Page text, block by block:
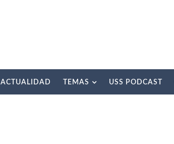
ACTUALIDAD TEMAS USS PODCAST